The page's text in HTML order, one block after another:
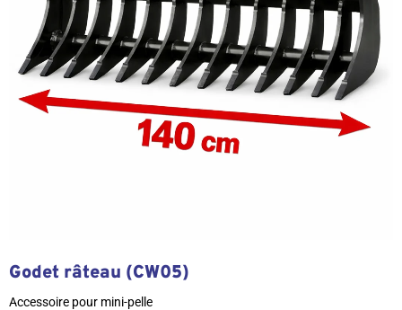
Godet râteau (CW05)
Accessoire pour mini-pelle